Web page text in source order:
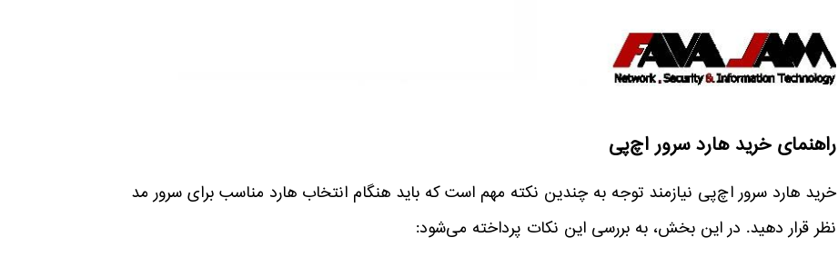
راهنمای خرید هارد سرور اچ‌پی
خرید هارد سرور اچ‌پی نیازمند توجه به چندین نکته مهم است که باید هنگام انتخاب هارد مناسب برای سرور مد
نظر قرار دهید. در این بخش، به بررسی این نکات پرداخته می‌شود: